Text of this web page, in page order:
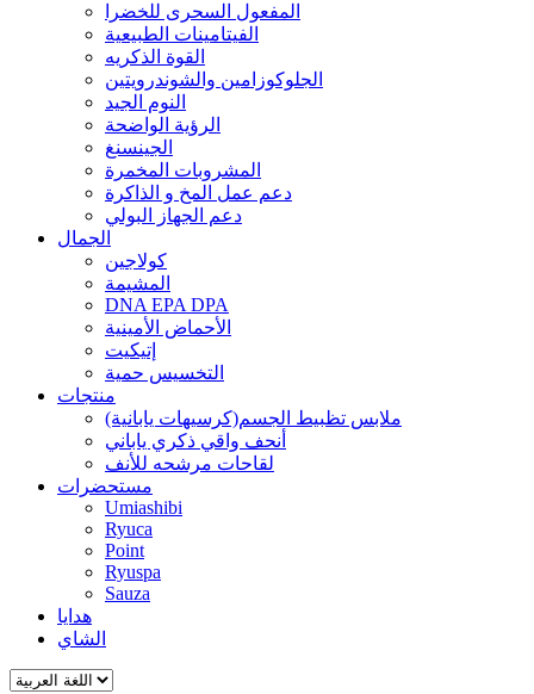
المفعول السحرى للخضرا
الفيتامينات الطبيعية
القوة الذكريه
الجلوكوزامين والشوندرويتين
النوم الجيد
الرؤية الواضحة
الجينسنغ
المشروبات المخمرة
دعم عمل المخ و الذاكرة
دعم الجهاز البولي
الجمال
كولاجين
المشيمة
DNA EPA DPA
الأحماض الأمينية
إتيكيت
التخسيس حمية
منتجات
ملابس تظبيط الجسم(كرسيهات يابانية)
أنحف واقي ذكري ياباني
لقاحات مرشحه للأنف
مستحضرات
Umiashibi
Ryuca
Point
Ryuspa
Sauza
هدايا
الشاي